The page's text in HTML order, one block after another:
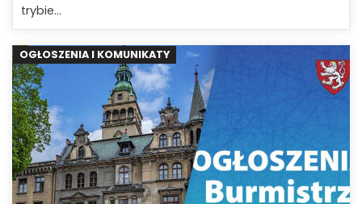
trybie...
OGŁOSZENIA I KOMUNIKATY